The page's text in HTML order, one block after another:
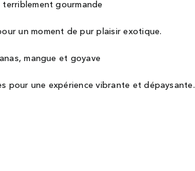
gourmande
un moment de pur plaisir exotique.
mangue et goyave
pour une expérience vibrante et dépaysante.